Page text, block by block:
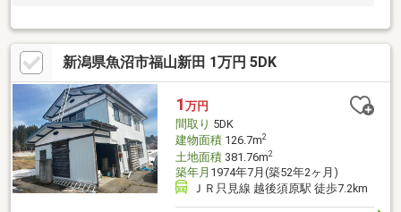
新潟県魚沼市福山新田 1万円 5DK
1 万円
間取り 5DK
建物面積126.7m2
土地面積381.76m2
築年月 1974年7月(築52年2ヶ月)
ＪＲ只見線 越後須原駅 徒歩7.2km